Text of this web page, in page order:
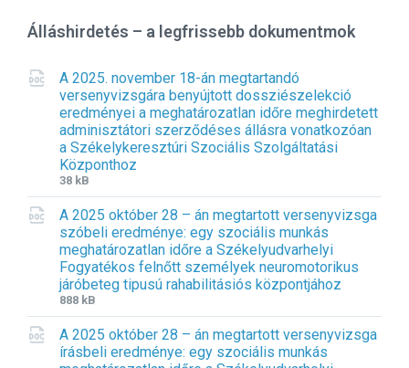
Álláshirdetés – a legfrissebb dokumentmok
A 2025. november 18-án megtartandó
versenyvizsgára benyújtott dossziészelekció
eredményei a meghatározatlan időre meghirdetett
adminisztátori szerződéses állásra vonatkozóan
a Székelykeresztúri Szociális Szolgáltatási
Központhoz
F
i
l
e
e
x
t
e
n
s
i
F
i
l
e
s
i
z
e
:
38 kB
A 2025 október 28 – án megtartott versenyvizsga
szóbeli eredménye: egy szociális munkás
meghatározatlan időre a Székelyudvarhelyi
Fogyatékos felnőtt személyek neuromotorikus
járóbeteg tipusú rahabilitásiós központjához
F
i
l
e
F
i
l
e
888 kB
A 2025 október 28 – án megtartott versenyvizsga
írásbeli eredménye: egy szociális munkás